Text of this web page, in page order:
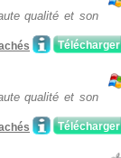
qualité et son
Télécharger
qualité et son
Télécharger